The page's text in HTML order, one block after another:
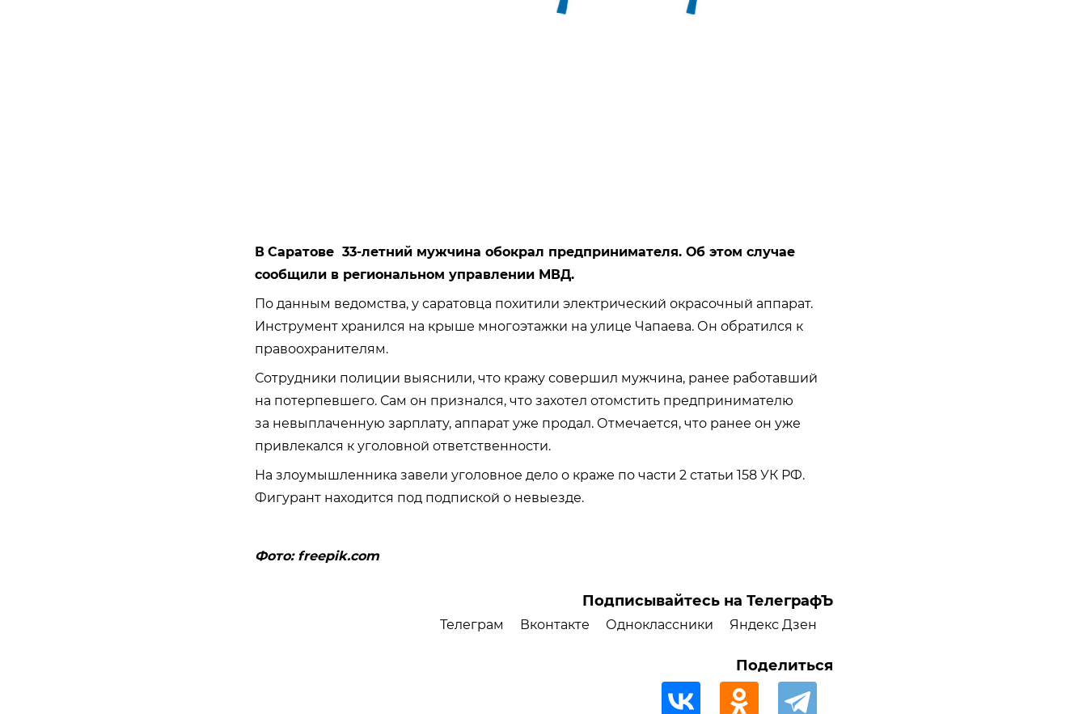
В Саратове 33-летний мужчина обокрал предпринимателя. Об этом случае
сообщили в региональном управлении МВД.
По данным ведомства, у саратовца похитили электрический окрасочный аппарат.
Инструмент хранился на крыше многоэтажки на улице Чапаева. Он обратился к
правоохранителям.
Сотрудники полиции выяснили, что кражу совершил мужчина, ранее работавший
на потерпевшего. Сам он признался, что захотел отомстить предпринимателю
за невыплаченную зарплату, аппарат уже продал. Отмечается, что ранее он уже
привлекался к уголовной ответственности.
На злоумышленника завели уголовное дело о краже по части 2 статьи 158 УК РФ.
Фигурант находится под подпиской о невыезде.
Фото: freepik.com
Подписывайтесь на ТелеграфЪ
Телеграм Вконтакте Одноклассники Яндекс Дзен
Поделиться